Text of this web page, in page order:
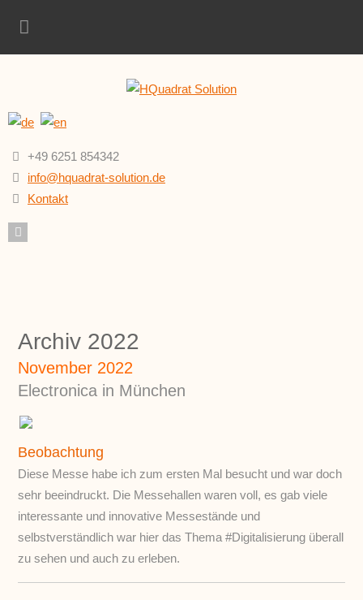
+49 6251 854342
info@hquadrat-solution.de
Kontakt
Archiv 2022
November 2022
Electronica in München
Beobachtung
Diese Messe habe ich zum ersten Mal besucht und war doch
sehr beeindruckt. Die Messehallen waren voll, es gab viele
interessante und innovative Messestände und
selbstverständlich war hier das Thema #Digitalisierung überall
zu sehen und auch zu erleben.